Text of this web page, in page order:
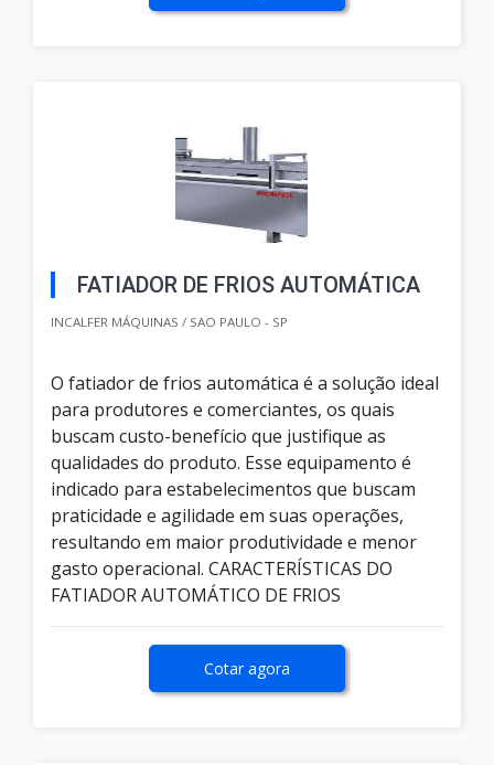
FATIADOR DE FRIOS AUTOMÁTICA
INCALFER MÁQUINAS / SAO PAULO - SP
O fatiador de frios automática é a solução ideal
para produtores e comerciantes, os quais
buscam custo-benefício que justifique as
qualidades do produto. Esse equipamento é
indicado para estabelecimentos que buscam
praticidade e agilidade em suas operações,
resultando em maior produtividade e menor
gasto operacional. CARACTERÍSTICAS DO
FATIADOR AUTOMÁTICO DE FRIOS
Cotar agora